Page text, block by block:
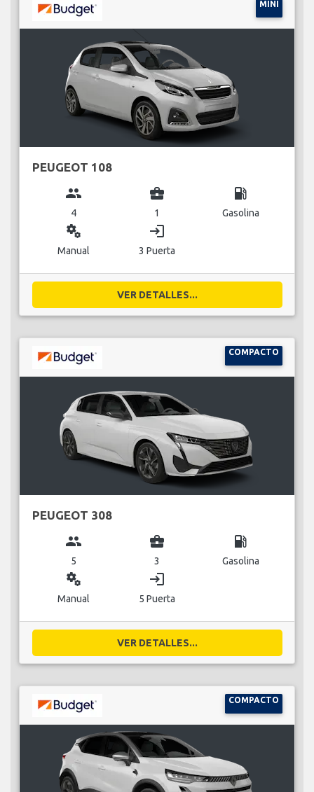
MINI
PEUGEOT 108
group
4
business_center
1
local_gas_station
Gasolina
miscellaneous_services
Manual
login
3 Puerta
VER DETALLES...
COMPACTO
PEUGEOT 308
group
5
business_center
3
local_gas_station
Gasolina
miscellaneous_services
Manual
login
5 Puerta
VER DETALLES...
COMPACTO